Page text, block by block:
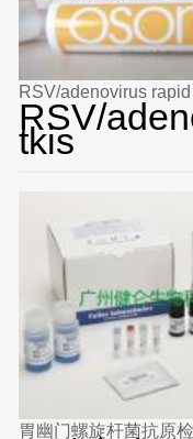
RSV/adenovirus
RSV/
tkis
胃幽门螺旋杆菌抗原